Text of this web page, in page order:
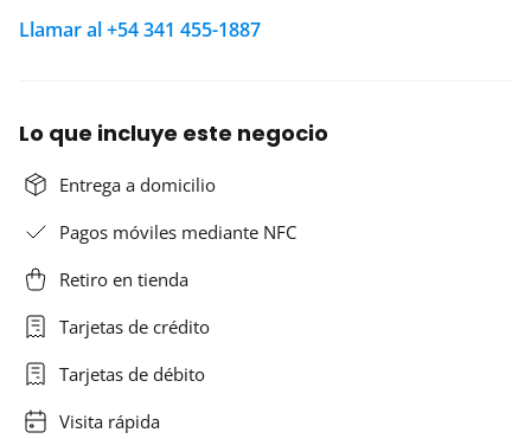
Llamar al +54 341 455-1887
Lo que incluye este negocio
Entrega a domicilio
Pagos móviles mediante NFC
Retiro en tienda
Tarjetas de crédito
Tarjetas de débito
Visita rápida